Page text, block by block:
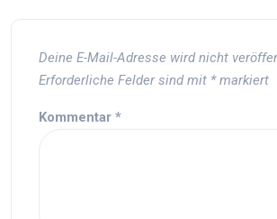
Deine E-Mail-Adresse wird nicht
Erforderliche Felder sind mit *markiert
Kommentar *